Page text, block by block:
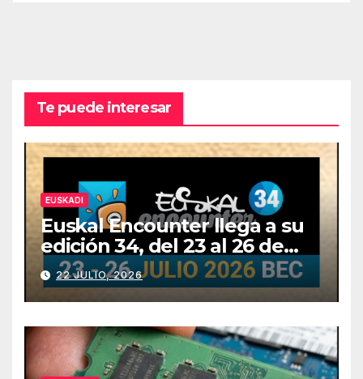
Te puede interesar
EUSKADI
Euskal Encounter llega a su
edición 34, del 23 al 26 de
julio
22 JULIO, 2026